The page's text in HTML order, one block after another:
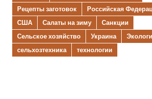
Рецепты заготовок
Российская
США
Салаты на зиму
Санкции
Сельское хозяйство
Украина
сельхозтехника
технологии